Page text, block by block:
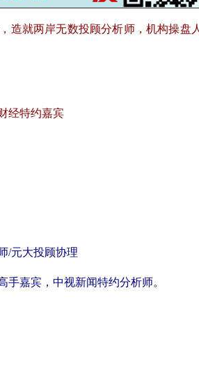
造就两岸无数投顾分析师，机构操盘
经特约嘉宾
/元大投顾协理
嘉宾，中视新闻特约分析师。